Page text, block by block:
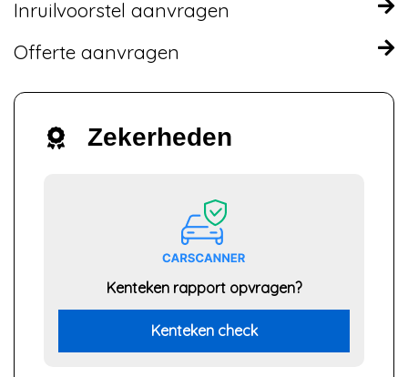
Inruilvoorstel aanvragen
Offerte aanvragen
Zekerheden
Kenteken rapport opvragen?
Kenteken check